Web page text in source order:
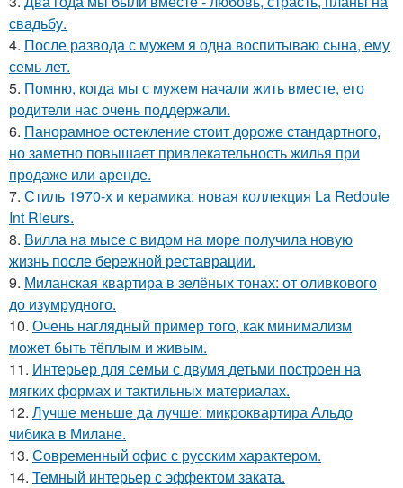
свадьбу.
4. После развода с мужем я одна воспитываю сына, ему
семь лет.
5. Помню, когда мы с мужем начали жить вместе, его
родители нас очень поддержали.
6. Панорамное остекление стоит дороже стандартного,
но заметно повышает привлекательность жилья при
продаже или аренде.
7. Стиль 1970-х и керамика: новая коллекция La Redoute
Int Rieurs.
8. Вилла на мысе с видом на море получила новую
жизнь после бережной реставрации.
9. Миланская квартира в зелёных тонах: от оливкового
до изумрудного.
10. Очень наглядный пример того, как минимализм
может быть тёплым и живым.
11. Интерьер для семьи с двумя детьми построен на
мягких формах и тактильных материалах.
12. Лучше меньше да лучше: микроквартира Альдо
чибика в Милане.
13. Современный офис с русским характером.
14. Темный интерьер с эффектом заката.